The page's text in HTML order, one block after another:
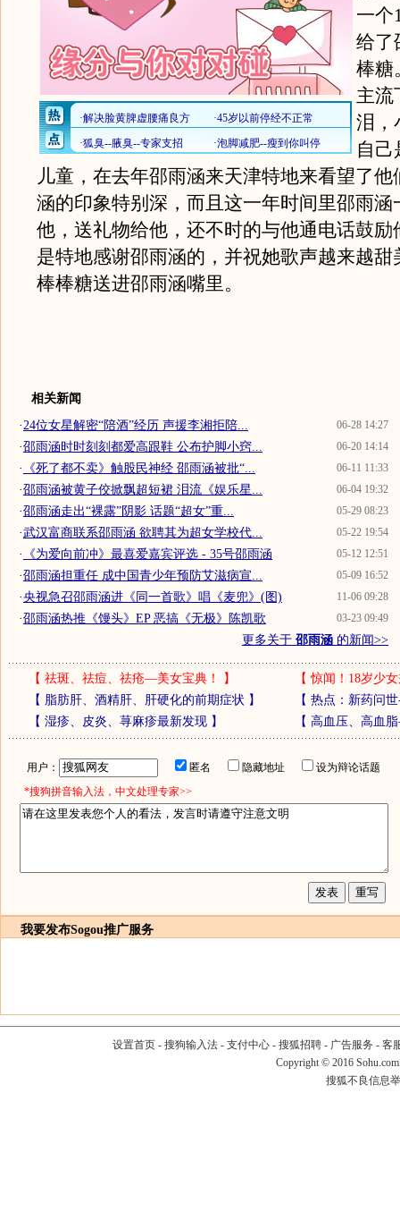
一个
给了
棒糖
主流
泪，
自己
儿童，在去年邵雨涵来天津特地来看望了他
涵的印象特别深，而且这一年时间里邵雨涵
他，送礼物给他，还不时的与他通电话鼓励
是特地感谢邵雨涵的，并祝她歌声越来越甜
棒棒糖送进邵雨涵嘴里。
相关新闻
06-28 14:27
·24位女星解密“陪酒”经历 声援李湘拒陪...
06-20 14:14
·邵雨涵时时刻刻都爱高跟鞋 公布护脚小窍...
06-11 11:33
· 《死了都不卖》触股民神经 邵雨涵被批“...
06-04 19:32
·邵雨涵被黄子佼掀飘超短裙 泪流《娱乐星...
05-29 08:23
·邵雨涵走出“裸露”阴影 话题“超女”重...
05-22 19:54
·武汉富商联系邵雨涵 欲聘其为超女学校代...
05-12 12:51
· 《为爱向前冲》最喜爱嘉宾评选 - 35号邵雨涵
05-09 16:52
·邵雨涵担重任 成中国青少年预防艾滋病宣...
11-06 09:28
·央视急召邵雨涵进《同一首歌》唱《麦兜》(图)
03-23 09:49
·邵雨涵热推《馒头》EP 恶搞《无极》陈凯歌
更多关于 邵雨涵 的新闻>>
【 祛斑、祛痘、祛疮—美女宝典！ 】 【惊闻！18岁少
【 脂肪肝、酒精肝、肝硬化的前期症状 】 【 热点：新药问
【 湿疹、皮炎、荨麻疹最新发现】 【 高血压、高血
用户： 匿名 隐藏地址
设为辩论话题
*搜狗拼音输入法，中文处理专家>>
我要发布Sogou推广服务
设置首页- 搜狗输入法- 支付中心- 搜狐招聘- 广告服务 - 客
Copyright © 2016
搜狐不良信息